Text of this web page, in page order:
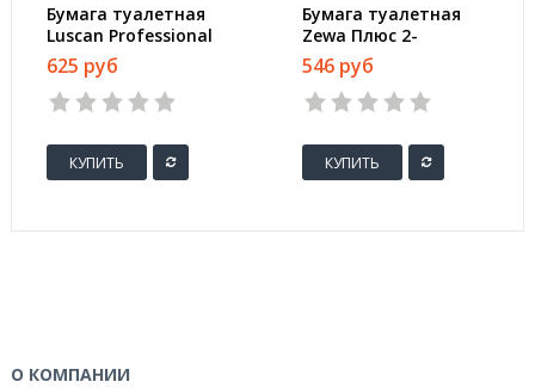
Бумага туалетная
Luscan Professional
2-слойная белая, 24
рул./уп.
625 руб
КУПИТЬ
Бумага туалетная
Zewa Плюс 2-
слойная белая (12
рулонов в упаковке)
546 руб
КУПИТЬ
О КОМПАНИИ